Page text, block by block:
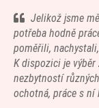
Jelikož jsme
potřeba hodně
poměřili,
K dispozici je
nezbytností
ochotná, práce s ní